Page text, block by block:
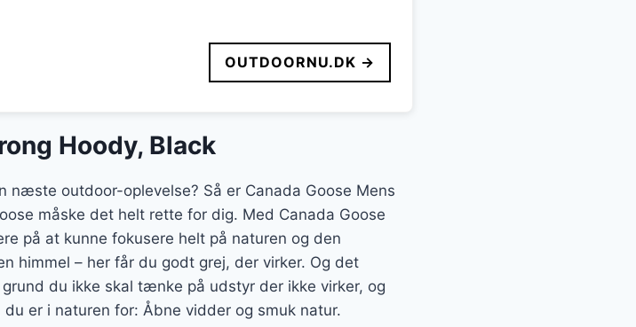
OUTDOORNU.DK →
Hoody, Black
næste outdoor-oplevelse? Så er Canada Goose Mens
måske det helt rette for dig. Med Canada Goose
på at kunne fokusere helt på naturen og den
himmel – her får du godt grej, der virker. Og det
du ikke skal tænke på udstyr der ikke virker, og
er i naturen for: Åbne vidder og smuk natur.